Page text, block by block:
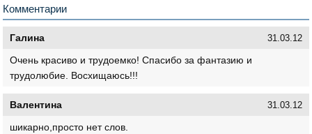
Комментарии
Галина 31.03.12
Очень красиво и трудоемко! Спасибо за фантазию и
трудолюбие. Восхищаюсь!!!
Валентина 31.03.12
шикарно,просто нет слов.